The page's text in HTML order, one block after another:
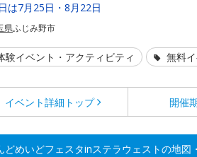
は7月25日・8月22日
県ふじみ野市
験イベント・アクティビティ 無料
イベント詳細 トップ 開催
どめいどフェスタinステラウェストの地図